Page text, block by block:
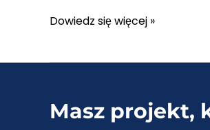
Zabezpieczenia
–
najlepszych
wtyczek
Dowiedz się więcej »
Masz projekt,